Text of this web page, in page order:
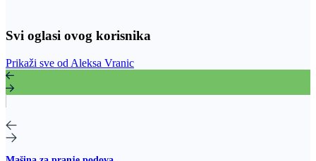
Svi oglasi ovog korisnika
Prikaži sve od Aleksa Vranic